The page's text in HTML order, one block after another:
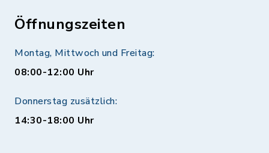
Öffnungszeiten
Montag, Mittwoch und Freitag:
08:00-12:00 Uhr
Donnerstag zusätzlich:
14:30-18:00 Uhr